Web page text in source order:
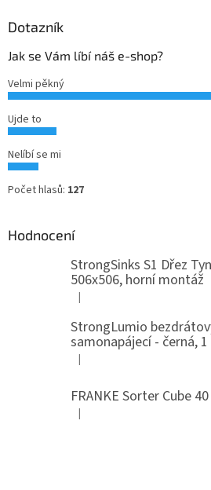
Dotazník
Jak se Vám líbí náš e-shop?
Velmi pěkný
Ujde to
Nelíbí se mi
Počet hlasů: 127
Hodnocení
StrongSinks S1 Dřez
506x506, horní montáž
Hodnocení produktu je 5 z 5
|
StrongLumio
samonapájecí - černá,
Hodnocení produktu je 4 z 5
|
FRANKE Sorter Cube 40
Hodnocení produktu je 3 z 5
|